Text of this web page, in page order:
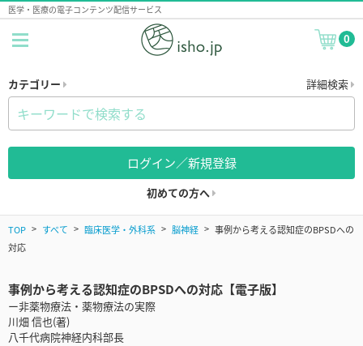
医学・医療の電子コンテンツ配信サービス
0
カテゴリー 詳細検索
ログイン／新規登録
初めての方へ
TOP すべて 臨床医学・外科系 脳神経
事例から考える認知症のBPSDへの
対応
事例から考える認知症のBPSDへの対応【電子版】
ー非薬物療法・薬物療法の実際
川畑 信也(著)
八千代病院神経内科部長